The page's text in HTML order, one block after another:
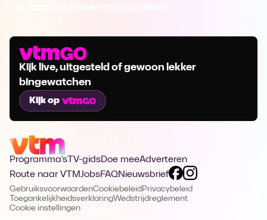
Kijk live, uitgesteld of gewoon lekker
bingewatchen
Kijk op
Programma's TV-gidsDoe meeAdverteren
Route naar VTMJobsFAQNieuwsbrief
GebruiksvoorwaardenCookiebeleid Privacybeleid
ToegankelijkheidsverklaringWedstrijdreglement
Cookie instellingen